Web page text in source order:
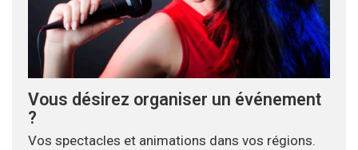
Vous désirez organiser un événement
?
Vos spectacles et animations dans vos régions.